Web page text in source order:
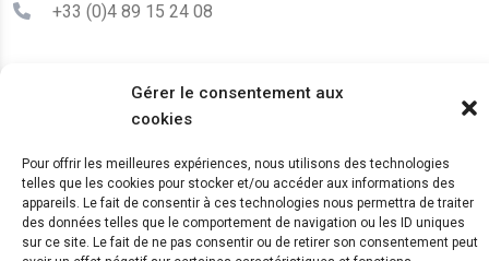
Gérer le consentement aux
cookies
Pour offrir les meilleures expériences, nous utilisons des technologies
telles que les cookies pour stocker et/ou accéder aux informations des
appareils. Le fait de consentir à ces technologies nous permettra de traiter
des données telles que le comportement de navigation ou les ID uniques
sur ce site. Le fait de ne pas consentir ou de retirer son consentement peut
+33 (0)4 89 15 24 08